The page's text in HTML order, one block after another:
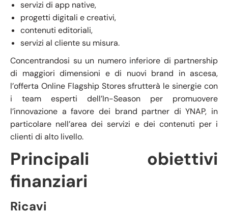
servizi di app native,
progetti digitali e creativi,
contenuti editoriali,
servizi al cliente su misura.
Concentrandosi su un numero inferiore di partnership
di maggiori dimensioni e di nuovi brand in ascesa,
l’offerta Online Flagship Stores sfrutterà le sinergie con
i team esperti dell’In-Season per promuovere
l’innovazione a favore dei brand partner di YNAP, in
particolare nell’area dei servizi e dei contenuti per i
clienti di alto livello.
Principali obiettivi
finanziari
Ricavi